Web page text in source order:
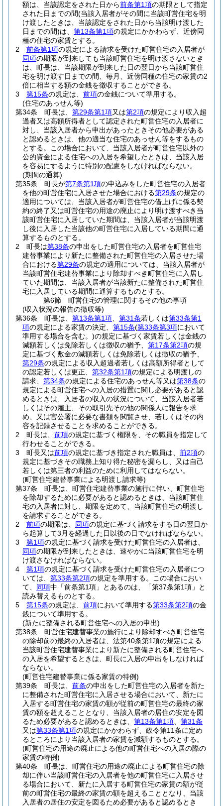
額は、当該認定をされた日から前条第1項の期限として指定
された日までの間(当該入居者がその間に当該町営住宅を明
け渡したときは、当該認定をされた日から当該明け渡した
日までの間)は、 第13条第1項の規定にかかわらず、近傍同
種の住宅の家賃とする。
2
前条第1項の規定による請求を受けた町営住宅の入居者が
同項の期限が到来しても当該町営住宅を明け渡さないとき
は、町長は、当該期限が到来した日の翌日から当該町営住
宅を明け渡す日までの間、毎月、近傍同種の住宅の家賃の2
倍に相当する額の金銭を徴収することができる。
3
第15条の規定は、 前項の金銭について準用する。
(住宅のあっせん等)
第34条
町長は、 第29条第1項又は第2項の規定により収入超
過者又は高額所得者として認定された町営住宅の入居者に
対し、当該入居者から申出があったときその他必要がある
と認めるときは、他の適当な住宅のあっせん等をするもの
とする。
この場合において、当該入居者が町営住宅以外の
公的資金による住宅への入居を希望したときは、当該入居
を容易にするように特別の配慮をしなければならない。
(期間の通算)
第35条
町長が第7条第1項の申込みをした町営住宅の入居者
を他の町営住宅に入居させた場合における第29条の規定の
適用については、当該入居者が町営住宅の借上げに係る契
約の終了又は町営住宅の用途の廃止により明け渡すべき当
該町営住宅に入居していた期間は、当該入居者が当該明渡
し後に入居した当該他の町営住宅に入居している期間に通
算するものとする。
2
町長は第38条の申出をした町営住宅の入居者を町営住宅
建替事業により新たに整備された町営住宅の入居させた場
合における第29条の規定の適用については、当該入居者が
当該町営住宅建替事業により除却すべき町営住宅に入居し
ていた期間は、当該入居者が当該新たに整備された町営住
宅に入居している期間に通算するものとする。
第6節
町営住宅の管理に関するその他の事項
(収入状況の報告の徴収等)
第36条
町長は、 第13条第1項 第31条若しくは第33条第1
項の規定による家賃の決定、 第15条(第33条第3項において
準用する場合を含む。)の規定に基づく家賃若しくは金銭の
減額若しくは免除若しくは徴収の猶予、 第17条第2項の規
定に基づく敷金の減額若しくは免除若しくは徴収の猶予、
第29条の規定による収入超過者若しくは高額所得者として
の認定若しくは更正、 第32条第1項の規定による明渡しの
請求、 第34条の規定による住宅のあっせん等又は第38条の
規定による町営住宅への入居の措置に関し必要があると認
めるときは、入居者の収入の状況について、当該入居者若
しくはその雇主、その取引先その他の関係人に報告を求
め、又は官公署に必要な書類を閲覧させ、若しくはその内
容を記録させることを求めることができる。
2
町長は、 前項の規定に基づく権限を、その職員を指定して
行わせることができる。
3
町長又は前項の規定に基づき指定された職員は、 前2項の
規定に基づきその職務上知り得た秘密を漏らし、又は自己
若しくは第三者の利益のために利用してはならない。
(町営住宅建替事業による明渡し請求等)
第37条
町長は、町営住宅建替事業の施行に伴い、町営住宅
を除却するために必要があると認めるときは、当該町営住
宅の入居者に対し、期限を定めて、当該町営住宅の明渡し
を請求することができる。
2
前項の期限は、 同項の規定に基づく請求をする日の翌日か
ら起算して3月を経過した日以後の日でなければならない。
3
第1項の規定に基づく請求を受けた町営住宅の入居者は、
同項の期限が到来したときは、速やかに当該町営住宅を明
け渡さなければならない。
4
第1項の規定に基づく請求を受けた町営住宅の入居者につ
いては、 第33条第2項の規定を準用する。
この場合におい
て、 同項中「前条第1項」とあるのは、「第37条第1項」と
読み替えるものとする。
5
第15条の規定は、 前項において準用する第33条第2項の金
銭について準用する。
(新たに整備される町営住宅への入居の申出)
第38条
町営住宅建替事業の施行により除却すべき町営住宅
の除却前の最終の入居者は、法第40条第1項の規定による
当該町営住宅建替事業により新たに整備される町営住宅へ
の入居を希望するときは、町長に入居の申出をしなければ
ならない。
(町営住宅建替事業に係る家賃の特例)
第39条
町長は、 前条の申出をした町営住宅の入居者を新た
に整備された町営住宅に入居させる場合において、新たに
入居する町営住宅の家賃の額が従前の町営住宅の最終の家
賃の額を超えることとなり、当該入居者の居住の安定を図
るため必要があると認めるときは、 第13条第1項
第31条
又は第33条第1項の規定にかかわらず、政令第11条に定め
るところにより当該入居者の家賃を減額するものとする。
(町営住宅の用途の廃止による他の町営住宅への入居の際の
家賃の特例)
第40条
町長は、町営住宅の用途の廃止による町営住宅の除
却に伴い当該町営住宅の入居者を他の町営住宅に入居させ
る場合において、新たに入居する町営住宅の家賃の額が従
前の町営住宅の最終の家賃の額を超えることとなり、当該
入居者の居住の安定を図るため必要があると認めるとき